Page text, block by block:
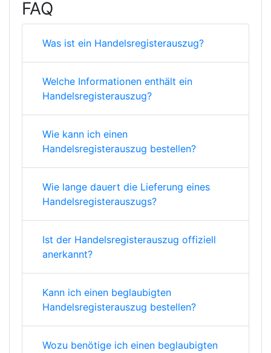
FAQ
Was ist ein Handelsregisterauszug?
Welche Informationen enthält ein
Handelsregisterauszug?
Wie kann ich einen
Handelsregisterauszug bestellen?
Wie lange dauert die Lieferung eines
Handelsregisterauszugs?
Ist der Handelsregisterauszug offiziell
anerkannt?
Kann ich einen beglaubigten
Handelsregisterauszug bestellen?
Wozu benötige ich einen beglaubigten